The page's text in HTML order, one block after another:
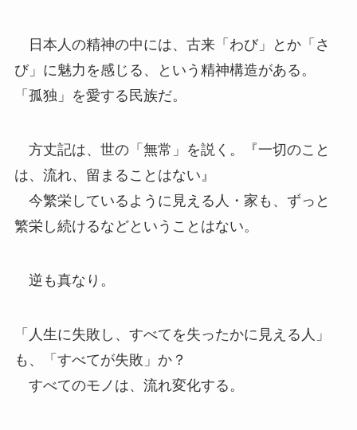
日本人の精神の中には、古来「わび」とか「さ
び」に魅力を感じる、という精神構造がある。
「孤独」を愛する民族だ。
方丈記は、世の「無常」を説く。『一切のこと
は、流れ、留まることはない』
今繁栄しているように見える人・家も、ずっと
繁栄し続けるなどということはない。
逆も真なり。
「人生に失敗し、すべてを失ったかに見える人」
も、「すべてが失敗」か？
すべてのモノは、流れ変化する。